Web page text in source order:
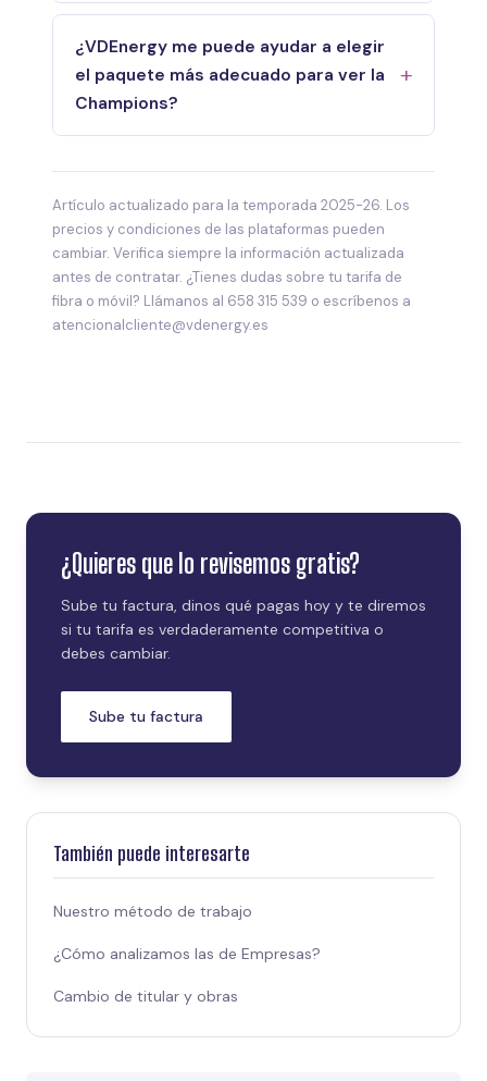
¿VDEnergy me puede ayudar a elegir
el paquete más adecuado para ver la
Champions?
Artículo actualizado para la temporada 2025-26. Los
precios y condiciones de las plataformas pueden
cambiar. Verifica siempre la información actualizada
antes de contratar. ¿Tienes dudas sobre tu tarifa de
fibra o móvil? Llámanos al 658 315 539 o escríbenos a
atencionalcliente@vdenergy.es
¿Quieres que lo revisemos gratis?
Sube tu factura, dinos qué pagas hoy y te diremos
si tu tarifa es verdaderamente competitiva o
debes cambiar.
Sube tu factura
También puede interesarte
Nuestro método de trabajo
¿Cómo analizamos las de Empresas?
Cambio de titular y obras